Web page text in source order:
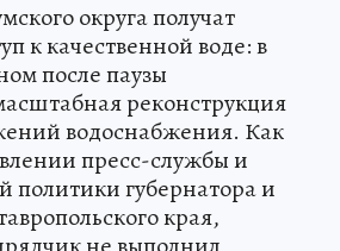
округа получат
к качественной воде: в
после паузы
реконструкция
водоснабжения. Как
пресс-службы и
губернатора и
края,